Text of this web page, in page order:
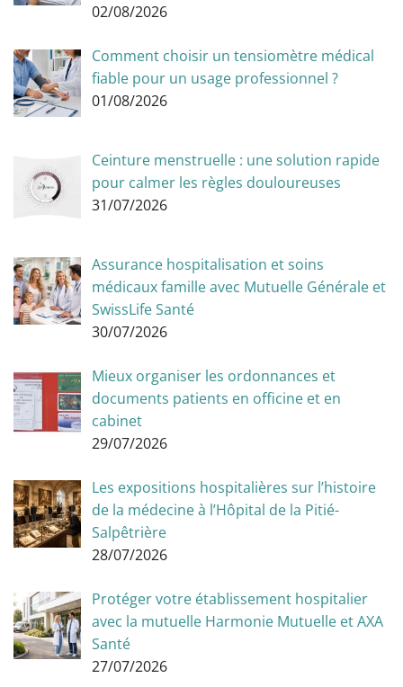
02/08/2026
Comment choisir un tensiomètre médical
fiable pour un usage professionnel ?
01/08/2026
Ceinture menstruelle : une solution rapide
pour calmer les règles douloureuses
31/07/2026
Assurance hospitalisation et soins
médicaux famille avec Mutuelle Générale et
SwissLife Santé
30/07/2026
Mieux organiser les ordonnances et
documents patients en officine et en
cabinet
29/07/2026
Les expositions hospitalières sur l’histoire
de la médecine à l’Hôpital de la Pitié-
Salpêtrière
28/07/2026
Protéger votre établissement hospitalier
avec la mutuelle Harmonie Mutuelle et AXA
Santé
27/07/2026